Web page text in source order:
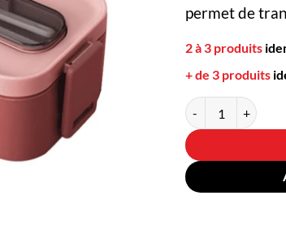
permet de
2 à 3 produits
+ de 3 produits
quantité de Bento